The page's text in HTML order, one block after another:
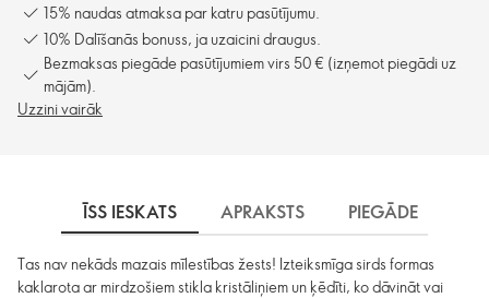
15% naudas atmaksa par katru pasūtījumu.
10% Dalīšanās bonuss, ja uzaicini draugus.
Bezmaksas piegāde pasūtījumiem virs 50 € (izņemot piegādi uz
mājām).
Uzzini vairāk
ĪSS IESKATS APRAKSTS PIEGĀDE
Tas nav nekāds mazais mīlestības žests! Izteiksmīga sirds formas
kaklarota ar mirdzošiem stikla kristāliņiem un ķēdīti, ko dāvināt vai